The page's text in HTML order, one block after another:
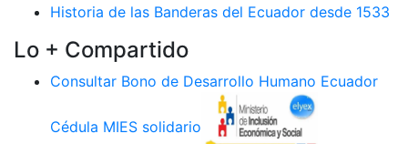
Historia de las Banderas del Ecuador desde 1533
Lo + Compartido
Consultar Bono de Desarrollo Humano Ecuador
Cédula MIES solidario